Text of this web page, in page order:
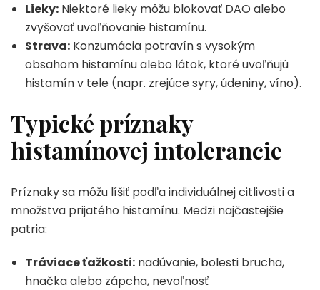
Lieky: Niektoré lieky môžu blokovať DAO alebo
zvyšovať uvoľňovanie histamínu.
Strava: Konzumácia potravín s vysokým
obsahom histamínu alebo látok, ktoré uvoľňujú
histamín v tele (napr. zrejúce syry, údeniny, víno).
Typické príznaky
histamínovej intolerancie
Príznaky sa môžu líšiť podľa individuálnej citlivosti a
množstva prijatého histamínu. Medzi najčastejšie
patria:
Tráviace ťažkosti: nadúvanie, bolesti brucha,
hnačka alebo zápcha, nevoľnosť